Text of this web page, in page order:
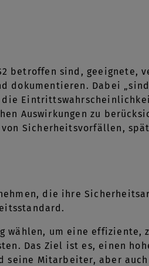
betroffen sind, geeignete,
dokumentieren. Dabei
Auswirkungen zu
von Sicherheitsvorfällen,
die ihre
wählen, um eine effiziente,
Das Ziel ist es, einen
seine Mitarbeiter, aber